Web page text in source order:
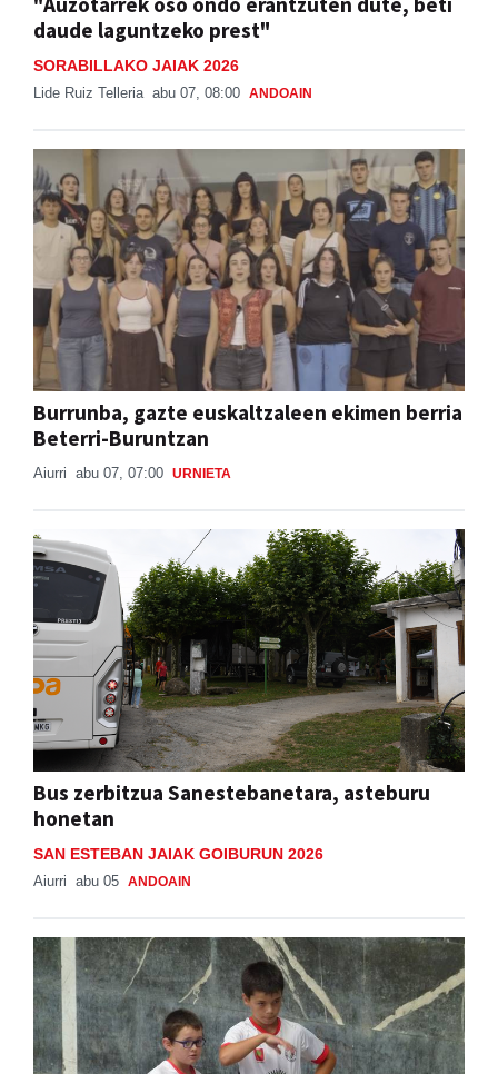
daude laguntzeko prest"
SORABILLAKO JAIAK 2026
Lide Ruiz Telleria abu 07, 08:00 ANDOAIN
Burrunba, gazte euskaltzaleen ekimen berria
Beterri-Buruntzan
Aiurri abu 07, 07:00 URNIETA
Bus zerbitzua Sanestebanetara, asteburu
honetan
SAN ESTEBAN JAIAK GOIBURUN 2026
Aiurri abu 05 ANDOAIN